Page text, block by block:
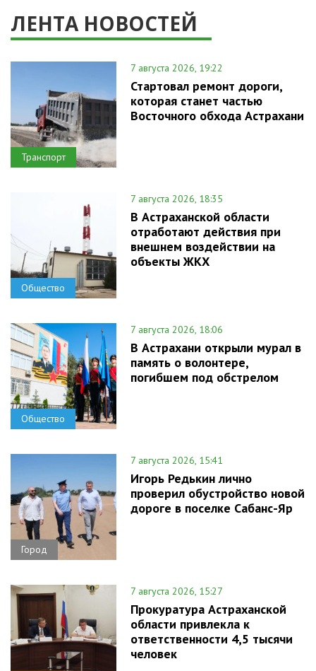
ЛЕНТА НОВОСТЕЙ
Транспорт
7 августа 2026, 19:22
Стартовал ремонт дороги,
которая станет частью
Восточного обхода Астрахани
Общество
7 августа 2026, 18:35
В Астраханской области
отработают действия при
внешнем воздействии на
объекты ЖКХ
Общество
7 августа 2026, 18:06
В Астрахани открыли мурал в
память о волонтере,
погибшем под обстрелом
Город
7 августа 2026, 15:41
Игорь Редькин лично
проверил обустройство новой
дороге в поселке Сабанс-Яр
7 августа 2026, 15:27
Прокуратура Астраханской
области привлекла к
ответственности 4,5 тысячи
человек